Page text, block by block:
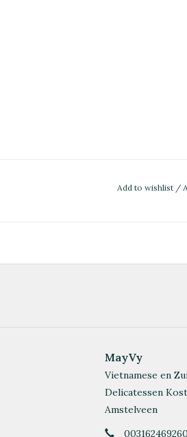
Add to wishlist /
MayVy
Vietnamese en
Delicatessen
Amstelveen